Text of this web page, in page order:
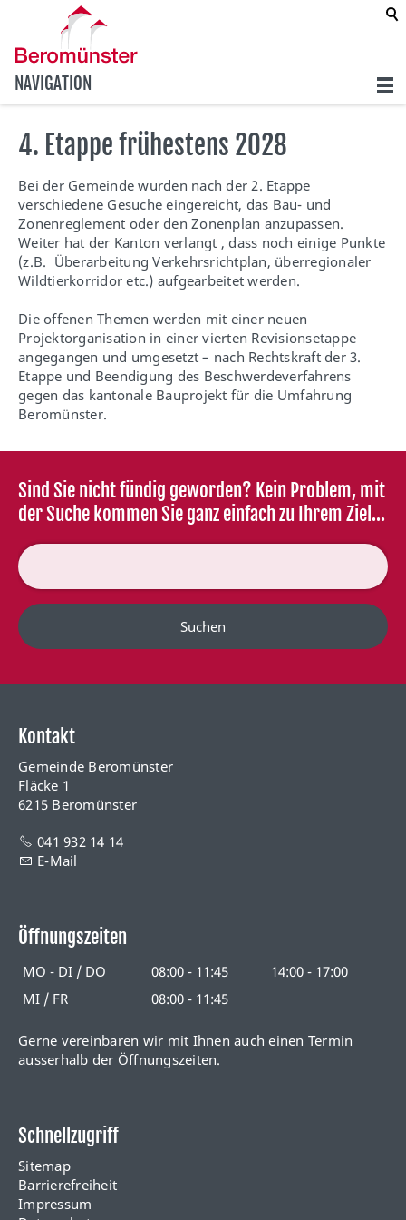
NAVIGATION
4. Etappe frühestens 2028
Bei der Gemeinde wurden nach der 2. Etappe
verschiedene Gesuche eingereicht, das Bau- und
Zonenreglement oder den Zonenplan anzupassen.
Weiter hat der Kanton verlangt , dass noch einige Punkte
(z.B. Überarbeitung Verkehrsrichtplan, überregionaler
Wildtierkorridor etc.) aufgearbeitet werden.
Die offenen Themen werden mit einer neuen
Projektorganisation in einer vierten Revisionsetappe
angegangen und umgesetzt – nach Rechtskraft der 3.
Etappe und Beendigung des Beschwerdeverfahrens
gegen das kantonale Bauprojekt für die Umfahrung
Beromünster.
Sind Sie nicht fündig geworden? Kein Problem, mit
der Suche kommen Sie ganz einfach zu Ihrem Ziel...
Suchen
Kontakt
Gemeinde Beromünster
Fläcke 1
6215 Beromünster
041 932 14 14
E-Mail
Öffnungszeiten
MO - DI / DO 08:00 - 11:45
14:00 - 17:00
MI / FR
08:00 - 11:45
Gerne vereinbaren wir mit Ihnen auch einen Termin
ausserhalb der Öffnungszeiten.
Schnellzugriff
Sitemap
Barrierefreiheit
Impressum